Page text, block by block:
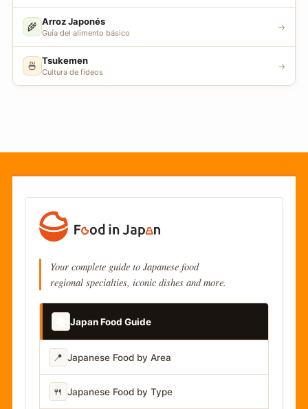
🌾 Arroz Japonés
Guía del alimento básico
→
🍜 Tsukemen
Cultura de fideos
→
Your complete guide to Japanese food
regional specialties, iconic dishes and more.
Japan Food Guide
📍 Japanese Food by Area
🍴 Japanese Food by Type